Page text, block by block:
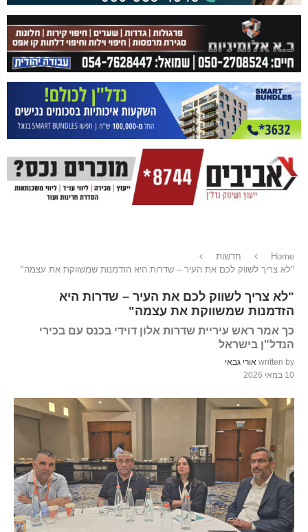
Home
חדשות
"לא צריך לשווק לכם את העיר – שדרות היא הזדמנות שמשווקת את עצמה"
"לא צריך לשווק לכם את העיר – שדרות היא
הזדמנות שמשווקת את עצמה"
כך אמר ראש עיריית שדרות אלון דוידי בכנס עם בכירי
הנדל"ן בישראל
written by אורי גבאי
10 במאי 2026